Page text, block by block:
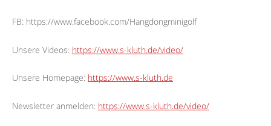
FB: https://www.facebook.com/Hangdongminigolf
Unsere Videos: https://www.s-kluth.de/video/
Unsere Homepage: https://www.s-kluth.de
Newsletter anmelden: https://www.s-kluth.de/video/